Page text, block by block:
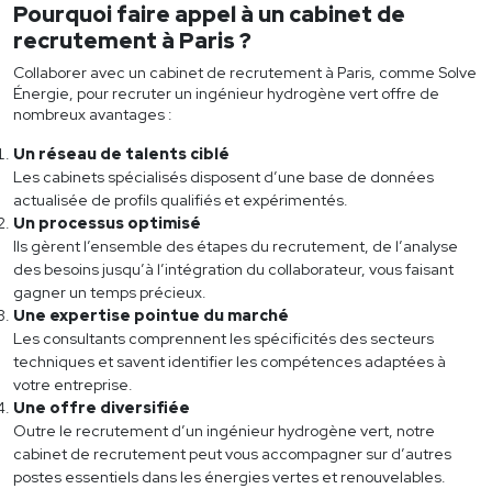
Pourquoi faire appel à un cabinet de
recrutement à Paris ?
Collaborer avec un cabinet de recrutement à Paris, comme Solve
Énergie, pour recruter un ingénieur hydrogène vert offre de
nombreux avantages :
Un réseau de talents ciblé
Les cabinets spécialisés disposent d’une base de données
actualisée de profils qualifiés et expérimentés.
Un processus optimisé
Ils gèrent l’ensemble des étapes du recrutement, de l’analyse
des besoins jusqu’à l’intégration du collaborateur, vous faisant
gagner un temps précieux.
Une expertise pointue du marché
Les consultants comprennent les spécificités des secteurs
techniques et savent identifier les compétences adaptées à
votre entreprise.
Une offre diversifiée
Outre le recrutement d’un ingénieur hydrogène vert, notre
cabinet de recrutement peut vous accompagner sur d’autres
postes essentiels dans les énergies vertes et renouvelables.